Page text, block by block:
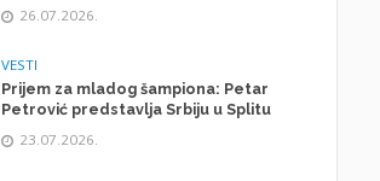
26.07.2026.
VESTI
Prijem za mladog šampiona: Petar
Petrović predstavlja Srbiju u Splitu
23.07.2026.